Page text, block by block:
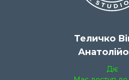
Теличко
Діє